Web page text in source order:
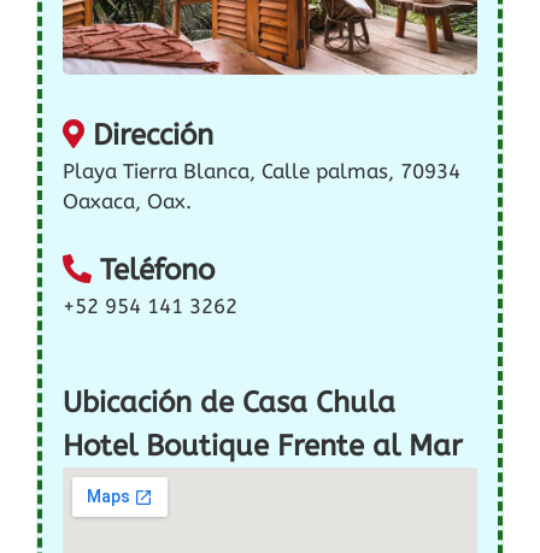
Dirección
Playa Tierra Blanca, Calle palmas, 70934
Oaxaca, Oax.
Teléfono
+52 954 141 3262
Ubicación de Casa Chula
Hotel Boutique Frente al Mar